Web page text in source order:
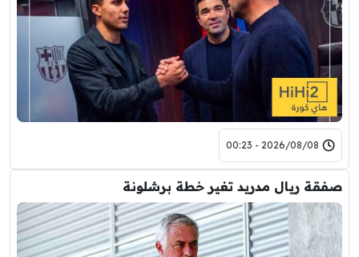
2026/08/08 - 00:23
صفقة ريال مدريد تغير خطة برشلونة